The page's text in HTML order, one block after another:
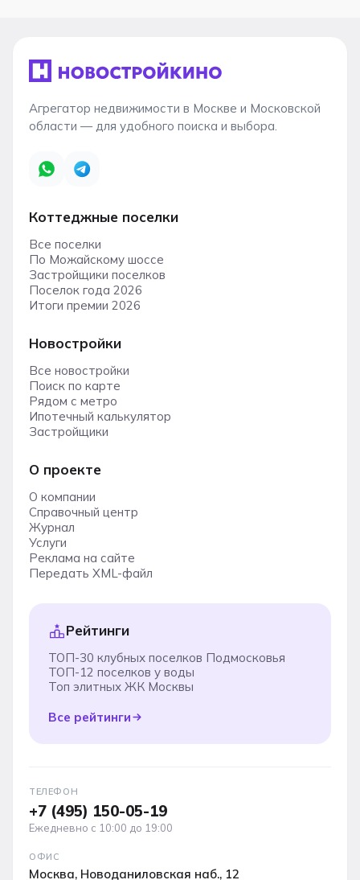
Агрегатор недвижимости в Москве и Московской
области — для удобного поиска и выбора.
Коттеджные поселки
Все поселки
По Можайскому шоссе
Застройщики поселков
Поселок года 2026
Итоги премии 2026
Новостройки
Все новостройки
Поиск по карте
Рядом с метро
Ипотечный калькулятор
Застройщики
О проекте
О компании
Справочный центр
Журнал
Услуги
Реклама на сайте
Передать XML-файл
Рейтинги
ТОП-30 клубных поселков Подмосковья
ТОП-12 поселков у воды
Топ элитных ЖК Москвы
Все рейтинги
ТЕЛЕФОН
+7 (495) 150-05-19
Ежедневно с 10:00 до 19:00
ОФИС
Москва, Новоданиловская наб., 12